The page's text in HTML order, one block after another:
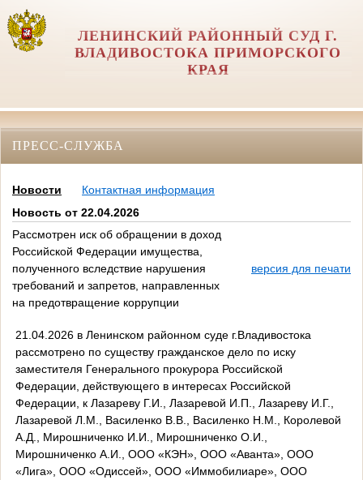
ЛЕНИНСКИЙ РАЙОННЫЙ СУД Г.
ВЛАДИВОСТОКА ПРИМОРСКОГО
КРАЯ
ПРЕСС-СЛУЖБА
Новости
Контактная информация
Новость от 22.04.2026
Рассмотрен иск об обращении в доход
Российской Федерации имущества,
полученного вследствие нарушения
требований и запретов, направленных
на предотвращение коррупции
версия для печати
21.04.2026 в Ленинском районном суде г.Владивостока
рассмотрено по существу гражданское дело по иску
заместителя Генерального прокурора Российской
Федерации, действующего в интересах Российской
Федерации, к Лазареву Г.И., Лазаревой И.П., Лазареву И.Г.,
Лазаревой Л.М., Василенко В.В., Василенко Н.М., Королевой
А.Д., Мирошниченко И.И., Мирошниченко О.И.,
Мирошниченко А.И., ООО «КЭН», ООО «Аванта», ООО
«Лига», ООО «Одиссей», ООО «Иммобилиаре», ООО